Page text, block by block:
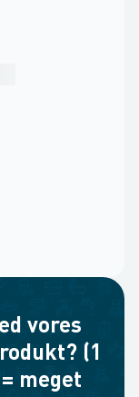
vores
(1
meget